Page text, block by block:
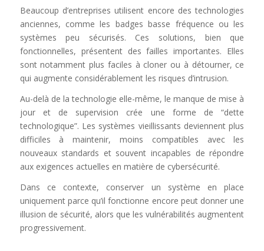
Beaucoup d’entreprises utilisent encore des technologies
anciennes, comme les badges basse fréquence ou les
systèmes peu sécurisés. Ces solutions, bien que
fonctionnelles, présentent des failles importantes. Elles
sont notamment plus faciles à cloner ou à détourner, ce
qui augmente considérablement les risques d’intrusion.
Au-delà de la technologie elle-même, le manque de mise à
jour et de supervision crée une forme de “dette
technologique”. Les systèmes vieillissants deviennent plus
difficiles à maintenir, moins compatibles avec les
nouveaux standards et souvent incapables de répondre
aux exigences actuelles en matière de cybersécurité.
Dans ce contexte, conserver un système en place
uniquement parce qu’il fonctionne encore peut donner une
illusion de sécurité, alors que les vulnérabilités augmentent
progressivement.